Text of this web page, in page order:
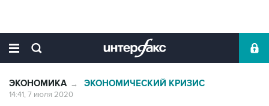
ЭКОНОМИКА → ЭКОНОМИЧЕСКИЙ КРИЗИС
14:41, 7 июля 2020